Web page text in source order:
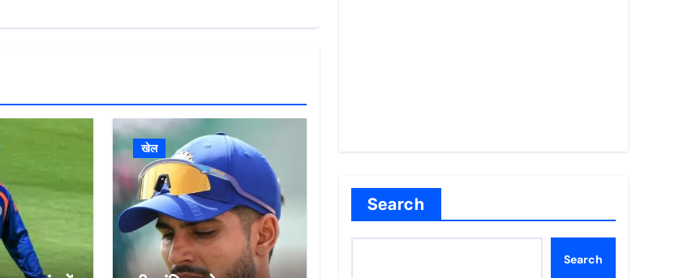
खेल
Search
Search